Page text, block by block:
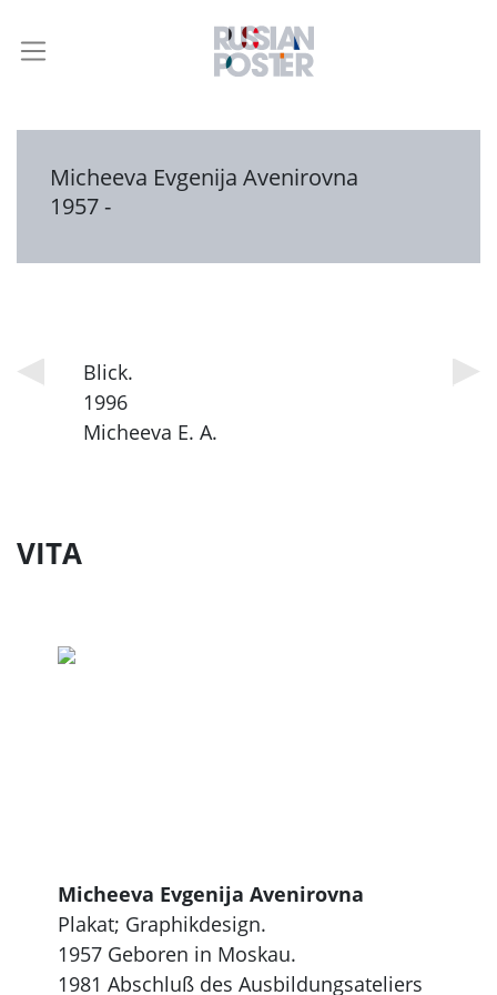
Micheeva Evgenija Avenirovna
1957 -
Blick.
1996
Micheeva E. A.
VITA
Micheeva Evgenija Avenirovna
Plakat; Graphikdesign.
1957 Geboren in Moskau.
1981 Abschluß des Ausbildungsateliers